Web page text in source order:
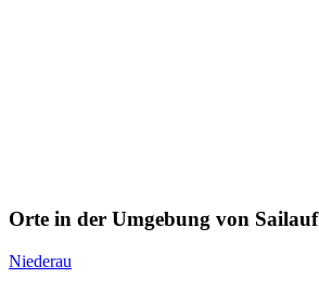
Orte in der Umgebung von Sailauf
Niederau